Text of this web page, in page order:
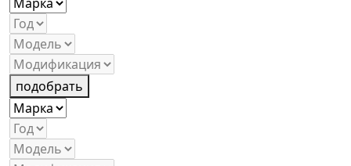
подобрать